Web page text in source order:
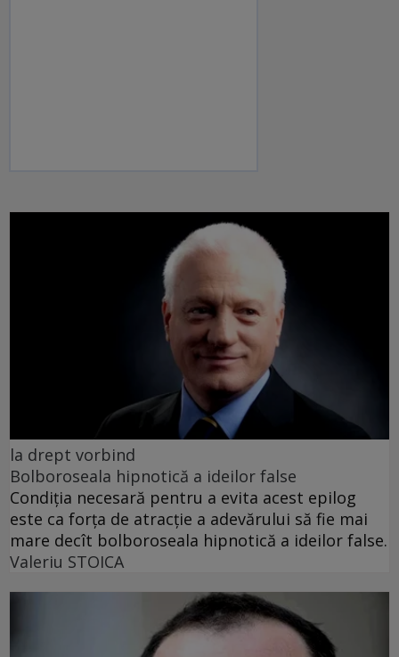
la drept vorbind
Bolboroseala hipnotică a ideilor false
Condiția necesară pentru a evita acest epilog
este ca forța de atracție a adevărului să fie mai
mare decît bolboroseala hipnotică a ideilor false.
Valeriu STOICA